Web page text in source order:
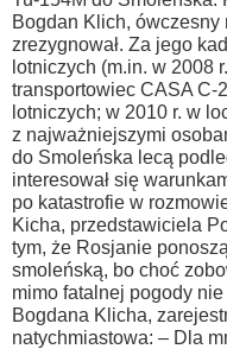
Bogdan Klich,
zrezygnował. Za jego
lotniczych (m.in. w 2008
transportowiec CASA C-
lotniczych; w 2010 r. w
z najważniejszymi
do Smoleńska lecą
interesował się
po katastrofie w
Kicha, przedstawiciela
tym, że Rosjanie
smoleńską, bo choć
mimo fatalnej pogody
Bogdana Klicha,
natychmiastowa: – Dla